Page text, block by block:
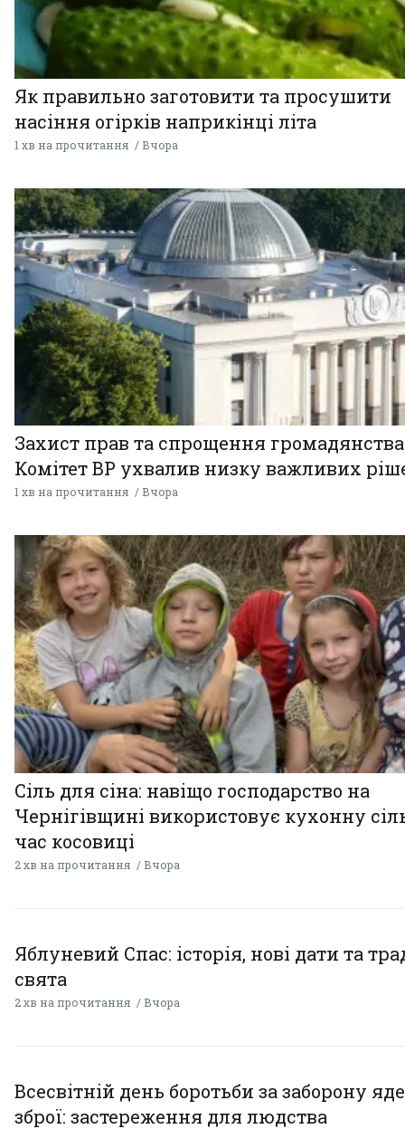
Як правильно заготовити та просушити
насіння огірків наприкінці літа
1 хв на прочитання Вчора
Захист прав та спрощення
Комітет ВР ухвалив низку важливих
1 хв на прочитання Вчора
Сіль для сіна: навіщо господарство на
Чернігівщині використовує кухонну
час косовиці
2 хв на прочитання Вчора
Яблуневий Спас: історія, нові дати та
свята
2 хв на прочитання Вчора
Всесвітній день боротьби за заборону
зброї: застереження для людства